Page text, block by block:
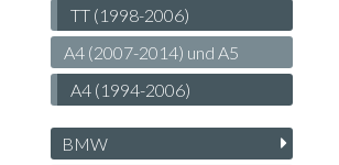
TT (1998-2006)
A4 (2007-2014) und A5
A4 (1994-2006)
BMW